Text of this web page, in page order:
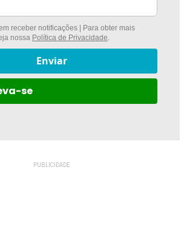
receber notificações | Para obter mais
nossa Política de Privacidade.
Enviar
se